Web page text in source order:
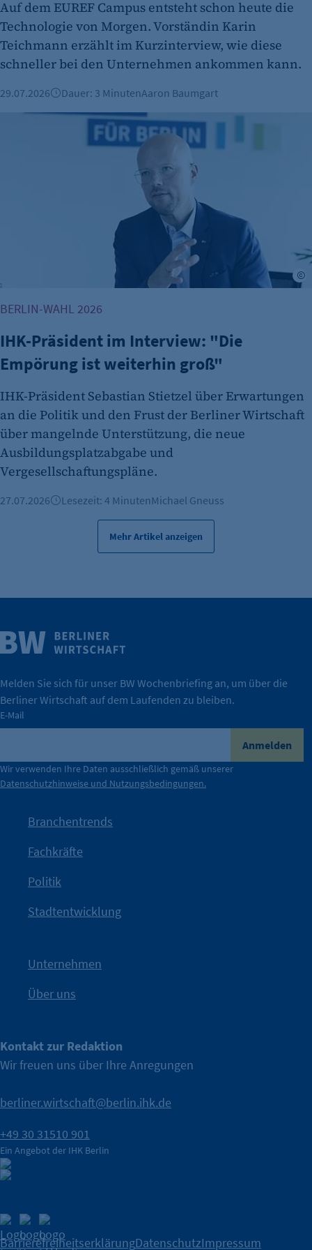
isSdEnabled
Anbieter:
etracker GmbH
Erkennung, ob bei dem Besucher die
Cookie Laufzeit:
IHK Berlin. Offizieller Unterstützer der Berliner Wirtschaft.
Nach einer aufmerksamkeitsstarken Teaserphase geht die
Kampagne der IHK Berlin in die nächste Stufe. Mit
IHK?“wurde bewusst Neugier geweckt und Gespräche
mit Haltung.
Die Unternehmer stehen stellvertretend für die Vielfalt
der Berliner Wirtschaft.
Durch ihre Perspektiven wird deutlich, was der Claim
konkret bedeutet – und wie die IHK Berlin Unternehmen
tatsächlich unterstützt.
Wirtschaft.
Weitere Infos
Auf dem EUREF Campus entsteht schon heute die
Technologie von Morgen. Vorständin Karin
Teichmann erzählt im Kurzinterview, wie diese
schneller bei den Unternehmen ankommen kann.
29.07.2026 Dauer: 3 MinutenAaron Baumgart
IHK-Präsident im Interview: "Die Empörung ist weiterhin
BERLIN-WAHL 2026
IHK-Präsident im Interview: "Die
Empörung ist weiterhin groß"
IHK-Präsident Sebastian Stietzel über Erwartungen
an die Politik und den Frust der Berliner Wirtschaft
über mangelnde Unterstützung, die neue
Ausbildungsplatzabgabe und
Vergesellschaftungspläne.
27.07.2026 Lesezeit: 4 MinutenMichael Gneuss
Mehr Artikel anzeigen
Melden Sie sich für unser BW Wochenbriefing an, um über die
Berliner Wirtschaft auf dem Laufenden zu bleiben.
E-Mail
Anmelden
Wir verwenden Ihre Daten ausschließlich gemäß unserer
Datenschutzhinweise und Nutzungsbedingungen.
Branchentrends
Fachkräfte
Politik
Stadtentwicklung
Unternehmen
Über uns
Kontakt zur Redaktion
Wir freuen uns über Ihre Anregungen
berliner.wirtschaft@berlin.ihk.de
+49 30 31510 901
Ein Angebot der IHK Berlin
BarrierefreiheitserklärungDatenschutzImpressum